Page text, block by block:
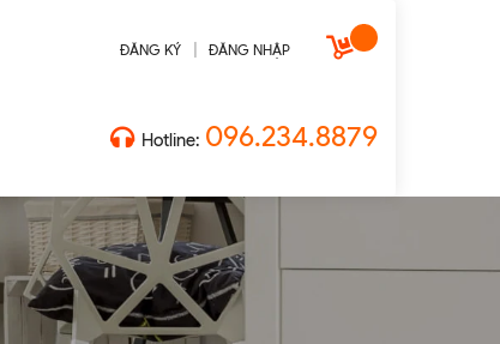
ĐĂNG KÝ ĐĂNG NHẬP
Hotline: 096.234.8879